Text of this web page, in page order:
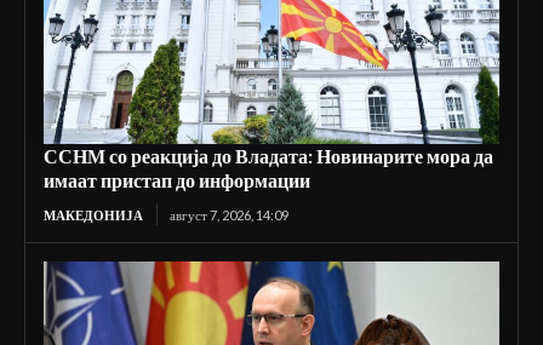
ССНМ со реакција до Владата: Новинарите мора да
имаат пристап до информации
МАКЕДОНИЈА август 7, 2026, 14:09